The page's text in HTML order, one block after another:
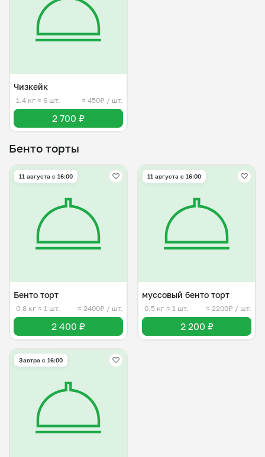
Чизкейк
1.4 кг ≈ 6 шт. ≈ 450₽ / шт.
2 700 ₽
Бенто торты
11 августа с 16:00
Бенто торт
0.8 кг ≈ 1 шт. ≈ 2400₽ / шт.
2 400 ₽
11 августа с 16:00
муссовый бенто торт
0.5 кг ≈ 1 шт. ≈ 2200₽ / шт.
2 200 ₽
Завтра c 16:00